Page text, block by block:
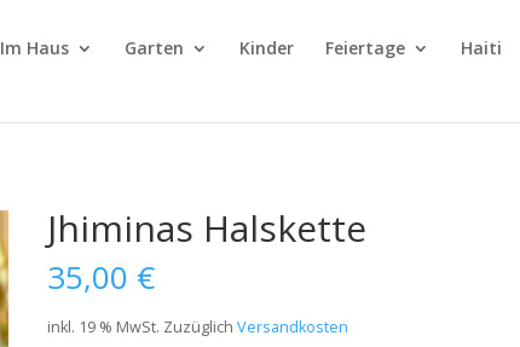
Im Haus Garten Kinder Feiertage Haiti
Jhiminas Halskette
35,00 €
inkl. 19 % MwSt. ZuzüglichVersandkosten